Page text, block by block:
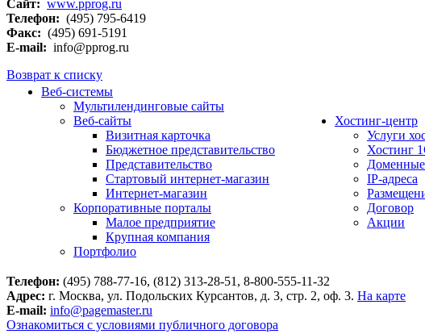
Сайт: www.pprog.ru
Телефон: (495) 795-6419
Факс: (495) 691-5191
E-mail: info@pprog.ru
Возврат к списку
Веб-системы
Мультилендинговые сайты
Веб-сайты
Визитная карточка
Бюджетное представительство
Представительство
Стартовый интернет-магазин
Интернет-магазин
Корпоративные порталы
Малое предприятие
Крупная компания
Портфолио
Хостинг-центр
Услуги
Хостинг
IP-адреса
Договор
Акции
Телефон: (495) 788-77-16, (812) 313-28-51, 8-800-555-11-32
Адрес: г. Москва, ул. Подольских Курсантов, д. 3, стр. 2, оф. 3. На карте
E-mail: info@pagemaster.ru
Ознакомиться с условиями публичного договора